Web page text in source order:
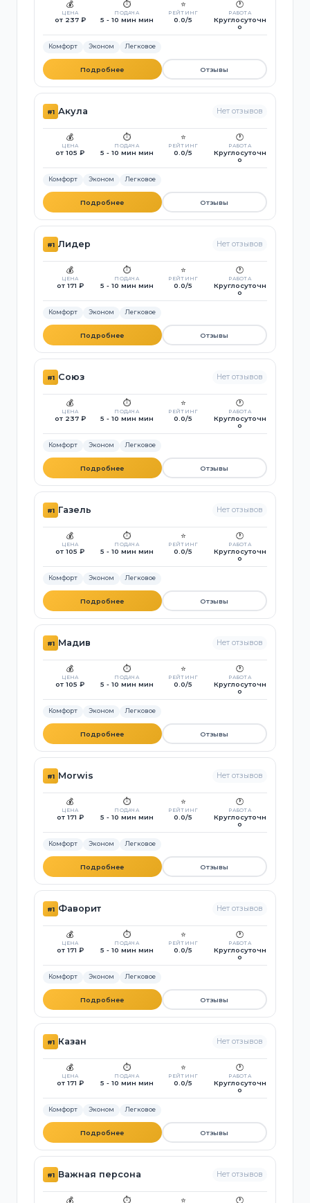
💰
ЦЕНА
от 237 ₽
⏱️
ПОДАЧА
5 - 10 мин мин
⭐
РЕЙТИНГ
0.0/5
🕐
РАБОТА
Круглосуточн
о
Комфорт Эконом Легковое
Подробнее Отзывы
#1 Акула Нет отзывов
💰
ЦЕНА
от 105 ₽
⏱️
ПОДАЧА
5 - 10 мин мин
⭐
РЕЙТИНГ
0.0/5
🕐
РАБОТА
Круглосуточн
о
Комфорт Эконом Легковое
Подробнее Отзывы
#1 Лидер Нет отзывов
💰
ЦЕНА
от 171 ₽
⏱️
ПОДАЧА
5 - 10 мин мин
⭐
РЕЙТИНГ
0.0/5
🕐
РАБОТА
Круглосуточн
о
Комфорт Эконом Легковое
Подробнее Отзывы
#1 Союз Нет отзывов
💰
ЦЕНА
от 237 ₽
⏱️
ПОДАЧА
5 - 10 мин мин
⭐
РЕЙТИНГ
0.0/5
🕐
РАБОТА
Круглосуточн
о
Комфорт Эконом Легковое
Подробнее Отзывы
#1 Газель Нет отзывов
💰
ЦЕНА
от 105 ₽
⏱️
ПОДАЧА
5 - 10 мин мин
⭐
РЕЙТИНГ
0.0/5
🕐
РАБОТА
Круглосуточн
о
Комфорт Эконом Легковое
Подробнее Отзывы
#1 Мадив Нет отзывов
💰
ЦЕНА
от 105 ₽
⏱️
ПОДАЧА
5 - 10 мин мин
⭐
РЕЙТИНГ
0.0/5
🕐
РАБОТА
Круглосуточн
о
Комфорт Эконом Легковое
Подробнее Отзывы
#1 Morwis Нет отзывов
💰
ЦЕНА
от 171 ₽
⏱️
ПОДАЧА
5 - 10 мин мин
⭐
РЕЙТИНГ
0.0/5
🕐
РАБОТА
Круглосуточн
о
Комфорт Эконом Легковое
Подробнее Отзывы
#1 Фаворит Нет отзывов
💰
ЦЕНА
от 171 ₽
⏱️
ПОДАЧА
5 - 10 мин мин
⭐
РЕЙТИНГ
0.0/5
🕐
РАБОТА
Круглосуточн
о
Комфорт Эконом Легковое
Подробнее Отзывы
#1 Казан Нет отзывов
💰
ЦЕНА
от 171 ₽
⏱️
ПОДАЧА
5 - 10 мин мин
⭐
РЕЙТИНГ
0.0/5
🕐
РАБОТА
Круглосуточн
о
Комфорт Эконом Легковое
Подробнее Отзывы
#1 Важная персона Нет отзывов
💰 ⏱️ ⭐ 🕐